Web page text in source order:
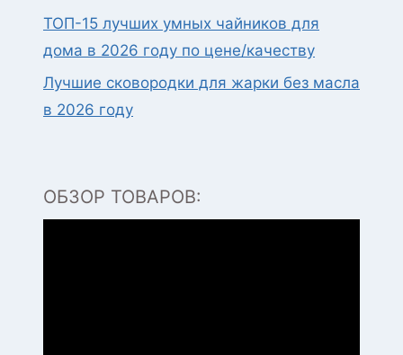
ТОП-15 лучших умных чайников для
дома в 2026 году по цене/качеству
Лучшие сковородки для жарки без масла
в 2026 году
ОБЗОР ТОВАРОВ: